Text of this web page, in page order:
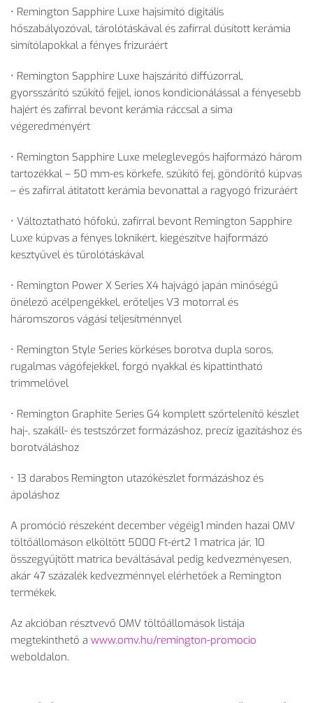
• Remington Sapphire Luxe hajsimító digitális
hőszabályozóval, tárolótáskával és zafírral dúsított kerámia
simítólapokkal a fényes frizuráért
• Remington Sapphire Luxe hajszárító diffúzorral,
gyorsszárító szűkítő fejjel, ionos kondicionálással a fényesebb
hajért és zafírral bevont kerámia ráccsal a sima
végeredményért
• Remington Sapphire Luxe meleglevegős hajformázó három
tartozékkal – 50 mm-es körkefe, szűkítő fej, göndörítő kúpvas
– és zafírral átitatott kerámia bevonattal a ragyogó frizuráért
• Változtatható hőfokú, zafírral bevont Remington Sapphire
Luxe kúpvas a fényes loknikért, kiegészítve hajformázó
kesztyűvel és tűrolótáskával
• Remington Power X Series X4 hajvágó japán minőségű
önélező acélpengékkel, erőteljes V3 motorral és
háromszoros vágási teljesítménnyel
• Remington Style Series körkéses borotva dupla soros,
rugalmas vágófejekkel, forgó nyakkal és kipattintható
trimmelővel
• Remington Graphite Series G4 komplett szőrtelenítő készlet
haj-, szakáll- és testszőrzet formázáshoz, precíz igazításhoz és
borotváláshoz
• 13 darabos Remington utazókészlet formázáshoz és
ápoláshoz
A promóció részeként december végéig1 minden hazai OMV
töltőállomáson elköltött 5000 Ft-ért2 1 matrica jár, 10
összegyűjtött matrica beváltásával pedig kedvezményesen,
akár 47 százalék kedvezménnyel elérhetőek a Remington
termékek.
Az akcióban résztvevő OMV töltőállomások listája
megtekinthető a www.omv.hu/remington-promocio
weboldalon.